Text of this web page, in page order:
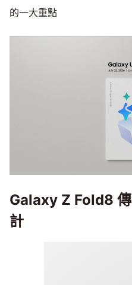
的一大重點
Galaxy Z Fold8
計